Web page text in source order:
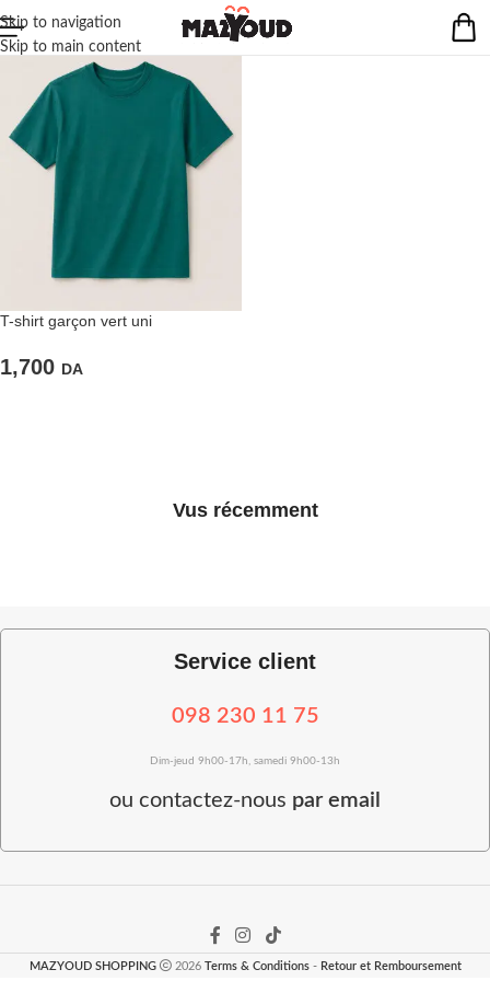
Skip to navigation
Skip to main content
T-shirt garçon vert uni
1,700 DA
Vus récemment
Service client
098 230 11 75
Dim-jeud 9h00-17h, samedi 9h00-13h
ou contactez-nous par email
MAZYOUD SHOPPING 2026 Terms & Conditions - Retour et Remboursement